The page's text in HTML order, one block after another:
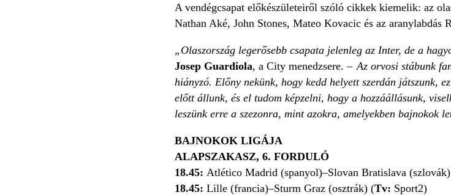
A vendégcsapat előkészületeiről szóló cikkek kiemelik: az
Nathan Aké, John Stones, Mateo Kovacic és az aranylabdás
„Olaszország legerősebb csapata jelenleg az Inter, de a
Josep Guardiola, a City menedzsere. – Az orvosi stábunk
hiányzó. Előny nekünk, hogy kedd helyett szerdán játszunk,
előtt állunk, és el tudom képzelni, hogy a hozzáállásunk,
leszünk erre a szezonra, mint azokra, amelyekben bajnokok
BAJNOKOK LIGÁJA
ALAPSZAKASZ, 6. FORDULÓ
18.45: Atlético Madrid (spanyol)–Slovan Bratislava
18.45: Lille (francia)–Sturm Graz (osztrák) (Tv: Sport2)